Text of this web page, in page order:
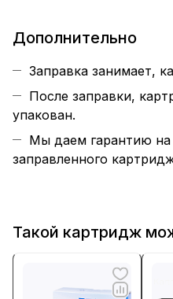
Дополнительно
Заправка занимает,
После заправки,
упакован.
Мы даем гарантию на
заправленного
Такой картридж